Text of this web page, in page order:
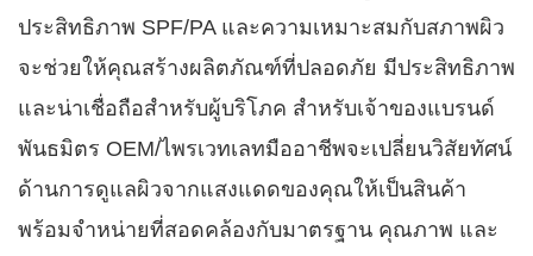
ประสิทธิภาพ SPF/PA และความเหมาะสมกับสภาพผิว
จะช่วยให้คุณสร้างผลิตภัณฑ์ที่ปลอดภัย มีประสิทธิภาพ
และน่าเชื่อถือสำหรับผู้บริโภค สำหรับเจ้าของแบรนด์
พันธมิตร OEM/ไพรเวทเลทมืออาชีพจะเปลี่ยนวิสัยทัศน์
ด้านการดูแลผิวจากแสงแดดของคุณให้เป็นสินค้า
พร้อมจำหน่ายที่สอดคล้องกับมาตรฐาน คุณภาพ และ